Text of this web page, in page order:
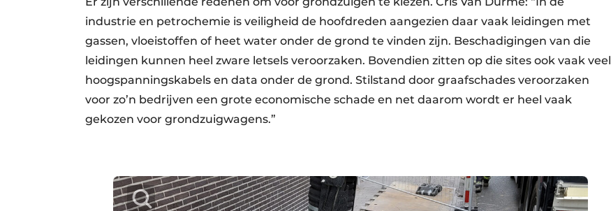
industrie en petrochemie is veiligheid de hoofdreden aangezien daar vaak leidingen met
gassen, vloeistoffen of heet water onder de grond te vinden zijn. Beschadigingen van die
leidingen kunnen heel zware letsels veroorzaken. Bovendien zitten op die sites ook vaak veel
hoogspanningskabels en data onder de grond. Stilstand door graafschades veroorzaken
voor zo’n bedrijven een grote economische schade en net daarom wordt er heel vaak
gekozen voor grondzuigwagens.”